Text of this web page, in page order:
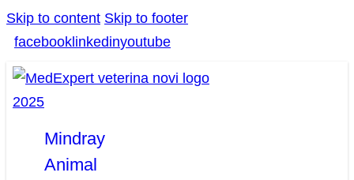
Skip to content Skip to footer
facebook linkedinyoutube
Mindray
Animal